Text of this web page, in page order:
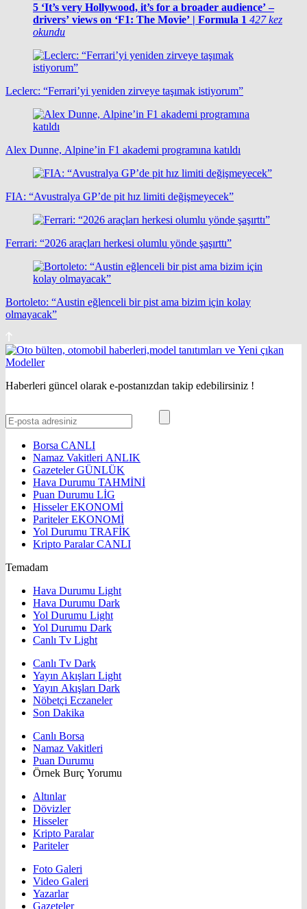
5 ‘It’s very Hollywood, it’s for a broader audience’ –
drivers’ views on ‘F1: The Movie’ | Formula 1 427 kez
okundu
Leclerc: “Ferrari’yi yeniden zirveye taşımak istiyorum”
Alex Dunne, Alpine’in F1 akademi programına katıldı
FIA: “Avustralya GP’de pit hız limiti değişmeyecek”
Ferrari: “2026 araçları herkesi olumlu yönde şaşırttı”
Bortoleto: “Austin eğlenceli bir pist ama bizim için kolay
olmayacak”
Haberleri güncel olarak e-postanızdan takip edebilirsiniz !
Borsa CANLI
Namaz Vakitleri ANLIK
GazetelerGÜNLÜK
Hava Durumu TAHMİNİ
Puan Durumu LİG
HisselerEKONOMİ
ParitelerEKONOMİ
Yol Durumu TRAFİK
Kripto ParalarCANLI
Temadam
Hava Durumu Light
Hava Durumu Dark
Yol Durumu Light
Yol Durumu Dark
Canlı Tv Light
Canlı Tv Dark
Yayın Akışları Light
Yayın Akışları Dark
Nöbetçi Eczaneler
Son Dakika
Canlı Borsa
Namaz Vakitleri
Puan Durumu
Örnek Burç Yorumu
Altınlar
Dövizler
Hisseler
Kripto Paralar
Pariteler
Foto Galeri
Video Galeri
Yazarlar
Gazeteler